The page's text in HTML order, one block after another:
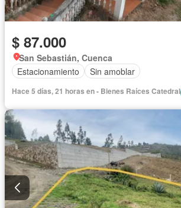
$ 87.000
San Sebastián, Cuenca
Estacionamiento
Sin amoblar
Hace 5 días, 21 horas en - Bienes Raíces Catedral